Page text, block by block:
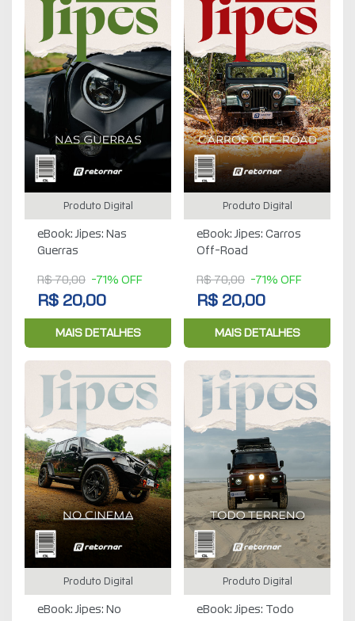
Produto Digital
eBook: Jipes: Nas
Guerras
R$ 70,00 -71% OFF
R$ 20,00
MAIS DETALHES
Produto Digital
eBook: Jipes: Carros
Off-Road
R$ 70,00 -71% OFF
R$ 20,00
MAIS DETALHES
Produto Digital
eBook: Jipes: No
Produto Digital
eBook: Jipes: Todo